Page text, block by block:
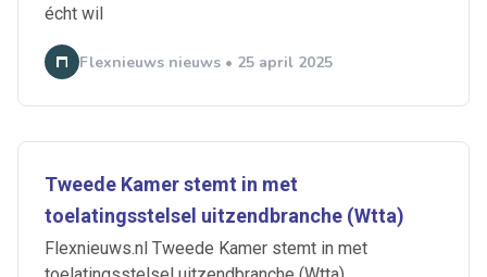
écht wil
Flexnieuws nieuws • 25 april 2025
Tweede Kamer stemt in met
toelatingsstelsel uitzendbranche (Wtta)
Flexnieuws.nl Tweede Kamer stemt in met